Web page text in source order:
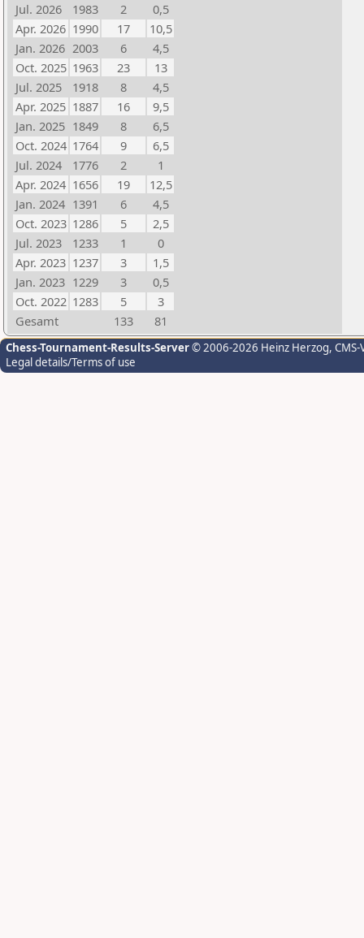
Jul. 2026
1983 2
0,5
Apr. 2026 1990 17
10,5
Jan. 2026 2003 6
4,5
Oct. 2025 1963 23
13
Jul. 2025
1918 8
4,5
Apr. 2025 1887 16
9,5
Jan. 2025 1849 8
6,5
Oct. 2024 1764 9
6,5
Jul. 2024
1776 2
1
Apr. 2024 1656 19
12,5
Jan. 2024 1391 6
4,5
Oct. 2023 1286 5
2,5
Jul. 2023
1233 1
0
Apr. 2023 1237 3
1,5
Jan. 2023 1229 3
0,5
Oct. 2022 1283 5
3
Gesamt
133 81
Chess-Tournament-Results-Server© 2006-2026 Heinz Herzog,
Legal details/Terms of use